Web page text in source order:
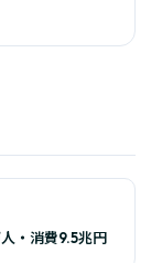
・消費9.5兆円